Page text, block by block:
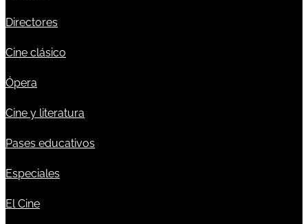
Directores
Cine clásico
Ópera
Cine y literatura
Pases educativos
Especiales
El Cine